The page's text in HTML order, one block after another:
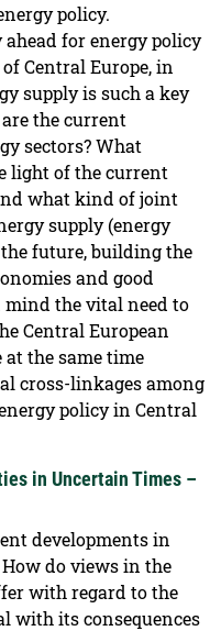
policy.
for energy policy
Central Europe, in
supply is such a key
the current
sectors? What
light of the current
what kind of joint
supply (energy
future, building the
and good
the vital need to
Central European
the same time
cross-linkages among
policy in Central
in Uncertain Times –
developments in
do views in the
with regard to the
with its consequences